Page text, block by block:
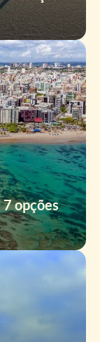
opções